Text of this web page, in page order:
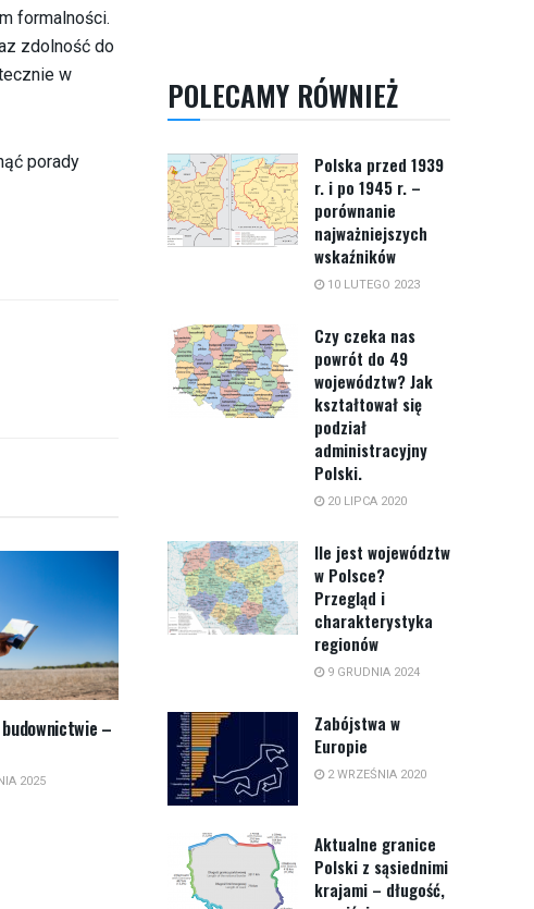
formalności.
zdolność do
w
porady
–
2025
POLECAMY RÓWNIEŻ
Polska przed 1939
r. i po 1945 r. –
porównanie
najważniejszych
wskaźników
10 LUTEGO 2023
Czy czeka nas
powrót do 49
województw? Jak
kształtował się
podział
administracyjny
Polski.
20 LIPCA 2020
Ile jest województw
w Polsce?
Przegląd i
charakterystyka
regionów
9 GRUDNIA 2024
Zabójstwa w
Europie
2 WRZEŚNIA 2020
Aktualne granice
Polski z sąsiednimi
krajami – długość,